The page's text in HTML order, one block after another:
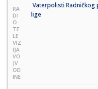
RA
DI
O
TE
LE
VIZ
IJA
VO
JV
OD
INE
Vaterpolisti Radničkog
lige